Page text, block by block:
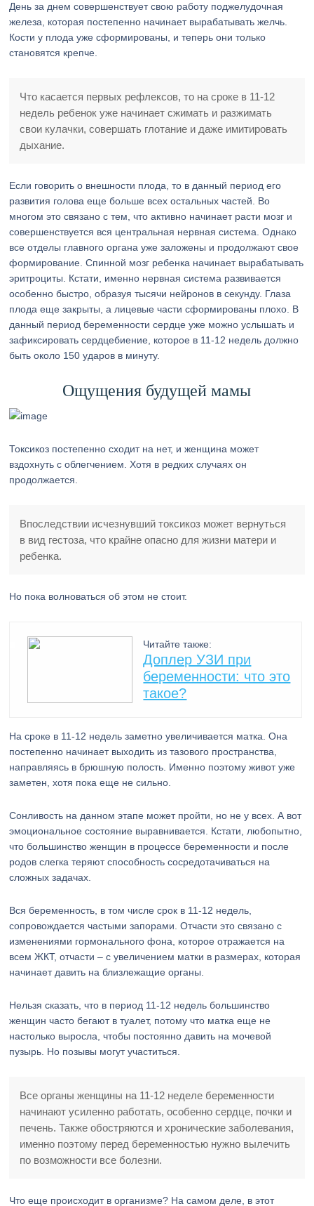
День за днем совершенствует свою работу поджелудочная
железа, которая постепенно начинает вырабатывать желчь.
Кости у плода уже сформированы, и теперь они только
становятся крепче.
Что касается первых рефлексов, то на сроке в 11-12
недель ребенок уже начинает сжимать и разжимать
свои кулачки, совершать глотание и даже имитировать
дыхание.
Если говорить о внешности плода, то в данный период его
развития голова еще больше всех остальных частей. Во
многом это связано с тем, что активно начинает расти мозг и
совершенствуется вся центральная нервная система. Однако
все отделы главного органа уже заложены и продолжают свое
формирование. Спинной мозг ребенка начинает вырабатывать
эритроциты. Кстати, именно нервная система развивается
особенно быстро, образуя тысячи нейронов в секунду. Глаза
плода еще закрыты, а лицевые части сформированы плохо. В
данный период беременности сердце уже можно услышать и
зафиксировать сердцебиение, которое в 11-12 недель должно
быть около 150 ударов в минуту.
Ощущения будущей мамы
Токсикоз постепенно сходит на нет, и женщина может
вздохнуть с облегчением. Хотя в редких случаях он
продолжается.
Впоследствии исчезнувший токсикоз может вернуться
в вид гестоза, что крайне опасно для жизни матери и
ребенка.
Но пока волноваться об этом не стоит.
Читайте также:
Доплер УЗИ при
беременности: что это
такое?
На сроке в 11-12 недель заметно увеличивается матка. Она
постепенно начинает выходить из тазового пространства,
направляясь в брюшную полость. Именно поэтому живот уже
заметен, хотя пока еще не сильно.
Сонливость на данном этапе может пройти, но не у всех. А вот
эмоциональное состояние выравнивается. Кстати, любопытно,
что большинство женщин в процессе беременности и после
родов слегка теряют способность сосредотачиваться на
сложных задачах.
Вся беременность, в том числе срок в 11-12 недель,
сопровождается частыми запорами. Отчасти это связано с
изменениями гормонального фона, которое отражается на
всем ЖКТ, отчасти – с увеличением матки в размерах, которая
начинает давить на близлежащие органы.
Нельзя сказать, что в период 11-12 недель большинство
женщин часто бегают в туалет, потому что матка еще не
настолько выросла, чтобы постоянно давить на мочевой
пузырь. Но позывы могут участиться.
Все органы женщины на 11-12 неделе беременности
начинают усиленно работать, особенно сердце, почки и
печень. Также обостряются и хронические заболевания,
именно поэтому перед беременностью нужно вылечить
по возможности все болезни.
Что еще происходит в организме? На самом деле, в этот